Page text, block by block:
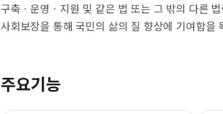
구축ㆍ운영ㆍ지원 및 같은 법 또는 그 밖의 다른
사회보장을 통해 국민의 삶의 질 향상에 기여함을
주요기능